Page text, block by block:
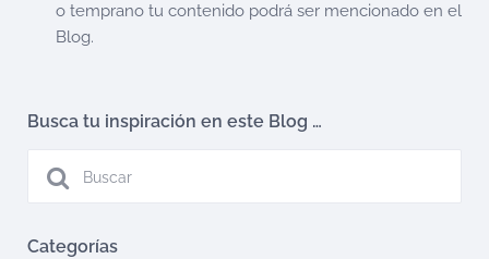
o temprano tu contenido podrá ser mencionado en el
Blog.
Busca tu inspiración en este Blog …
Categorías